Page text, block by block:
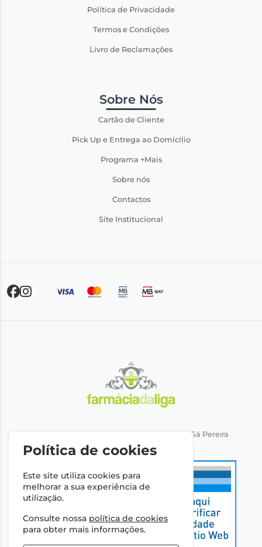
Política de Privacidade
Termos e Condições
Livro de Reclamações
Sobre Nós
Cartão de Cliente
Pick Up e Entrega ao Domicílio
Programa +Mais
Sobre nós
Contactos
Site Institucional
Direção Técnica: Dra. Ana Rita Miranda de Sá Pereira
NIPC: 501064974
Política de cookies
Este site utiliza cookies para
melhorar a sua experiência de
utilização.
Consulte nossa política de cookies
para obter mais informações.